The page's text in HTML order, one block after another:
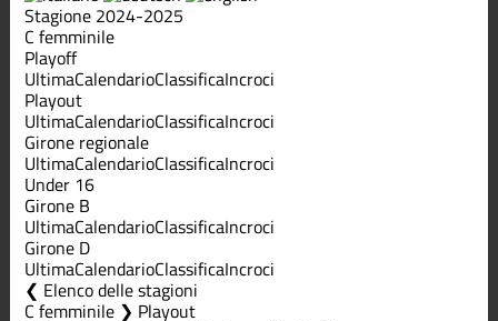
Stagione 2024-2025
C femminile
Playoff
UltimaCalendarioClassificaIncroci
Playout
UltimaCalendarioClassificaIncroci
Girone regionale
UltimaCalendarioClassificaIncroci
Under 16
Girone B
UltimaCalendarioClassificaIncroci
Girone D
UltimaCalendarioClassificaIncroci
Elenco delle stagioni
C femminile ❯ Playout